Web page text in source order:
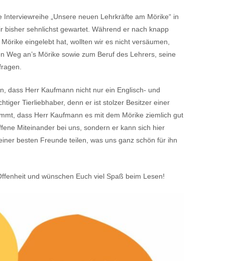
„Unsere neuen Lehrkräfte am Mörike“ in
bisher sehnlichst gewartet. Während er nach knapp
eingelebt hat, wollten wir es nicht versäumen,
Weg an’s Mörike sowie zum Beruf des Lehrers, seine
dass Herr Kaufmann nicht nur ein Englisch- und
Tierliebhaber, denn er ist stolzer Besitzer einer
dass Herr Kaufmann es mit dem Mörike ziemlich gut
Miteinander bei uns, sondern er kann sich hier
besten Freunde teilen, was uns ganz schön für ihn
und wünschen Euch viel Spaß beim Lesen!